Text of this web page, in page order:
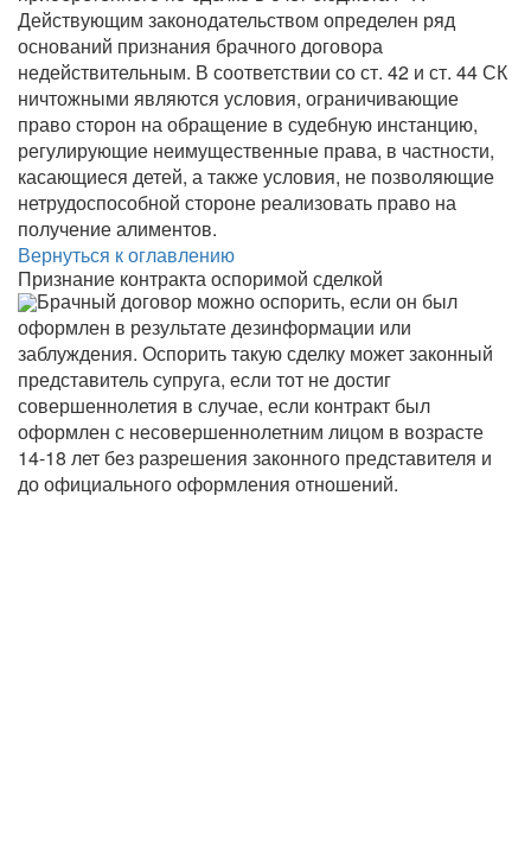
Действующим законодательством определен ряд
оснований признания брачного договора
недействительным. В соответствии со ст. 42 и ст. 44 СК
ничтожными являются условия, ограничивающие
право сторон на обращение в судебную инстанцию,
регулирующие неимущественные права, в частности,
касающиеся детей, а также условия, не позволяющие
нетрудоспособной стороне реализовать право на
получение алиментов.
Вернуться к оглавлению
Признание контракта оспоримой сделкой
Брачный договор можно оспорить, если он был
оформлен в результате дезинформации или
заблуждения. Оспорить такую сделку может законный
представитель супруга, если тот не достиг
совершеннолетия в случае, если контракт был
оформлен с несовершеннолетним лицом в возрасте
14-18 лет без разрешения законного представителя и
до официального оформления отношений.